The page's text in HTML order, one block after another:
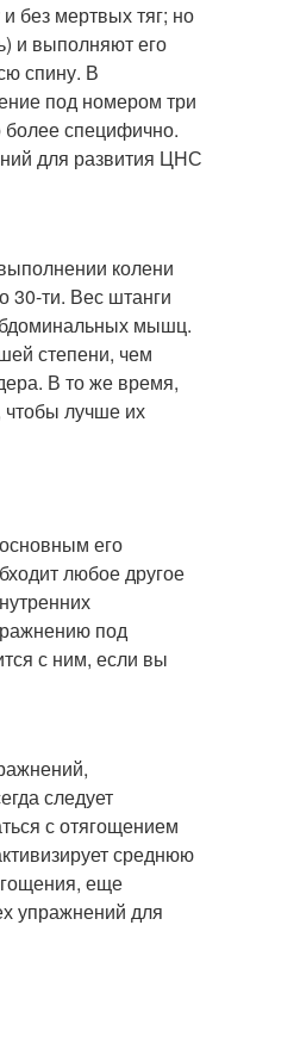
без мертвых тяг; но
и выполняют его
спину. В
под номером три
специфично.
для развития ЦНС
колени
30-ти. Вес штанги
мышц.
степени, чем
В то же время,
чтобы лучше их
его
любое другое
под
с ним, если вы
следует
с отягощением
среднюю
еще
упражнений для